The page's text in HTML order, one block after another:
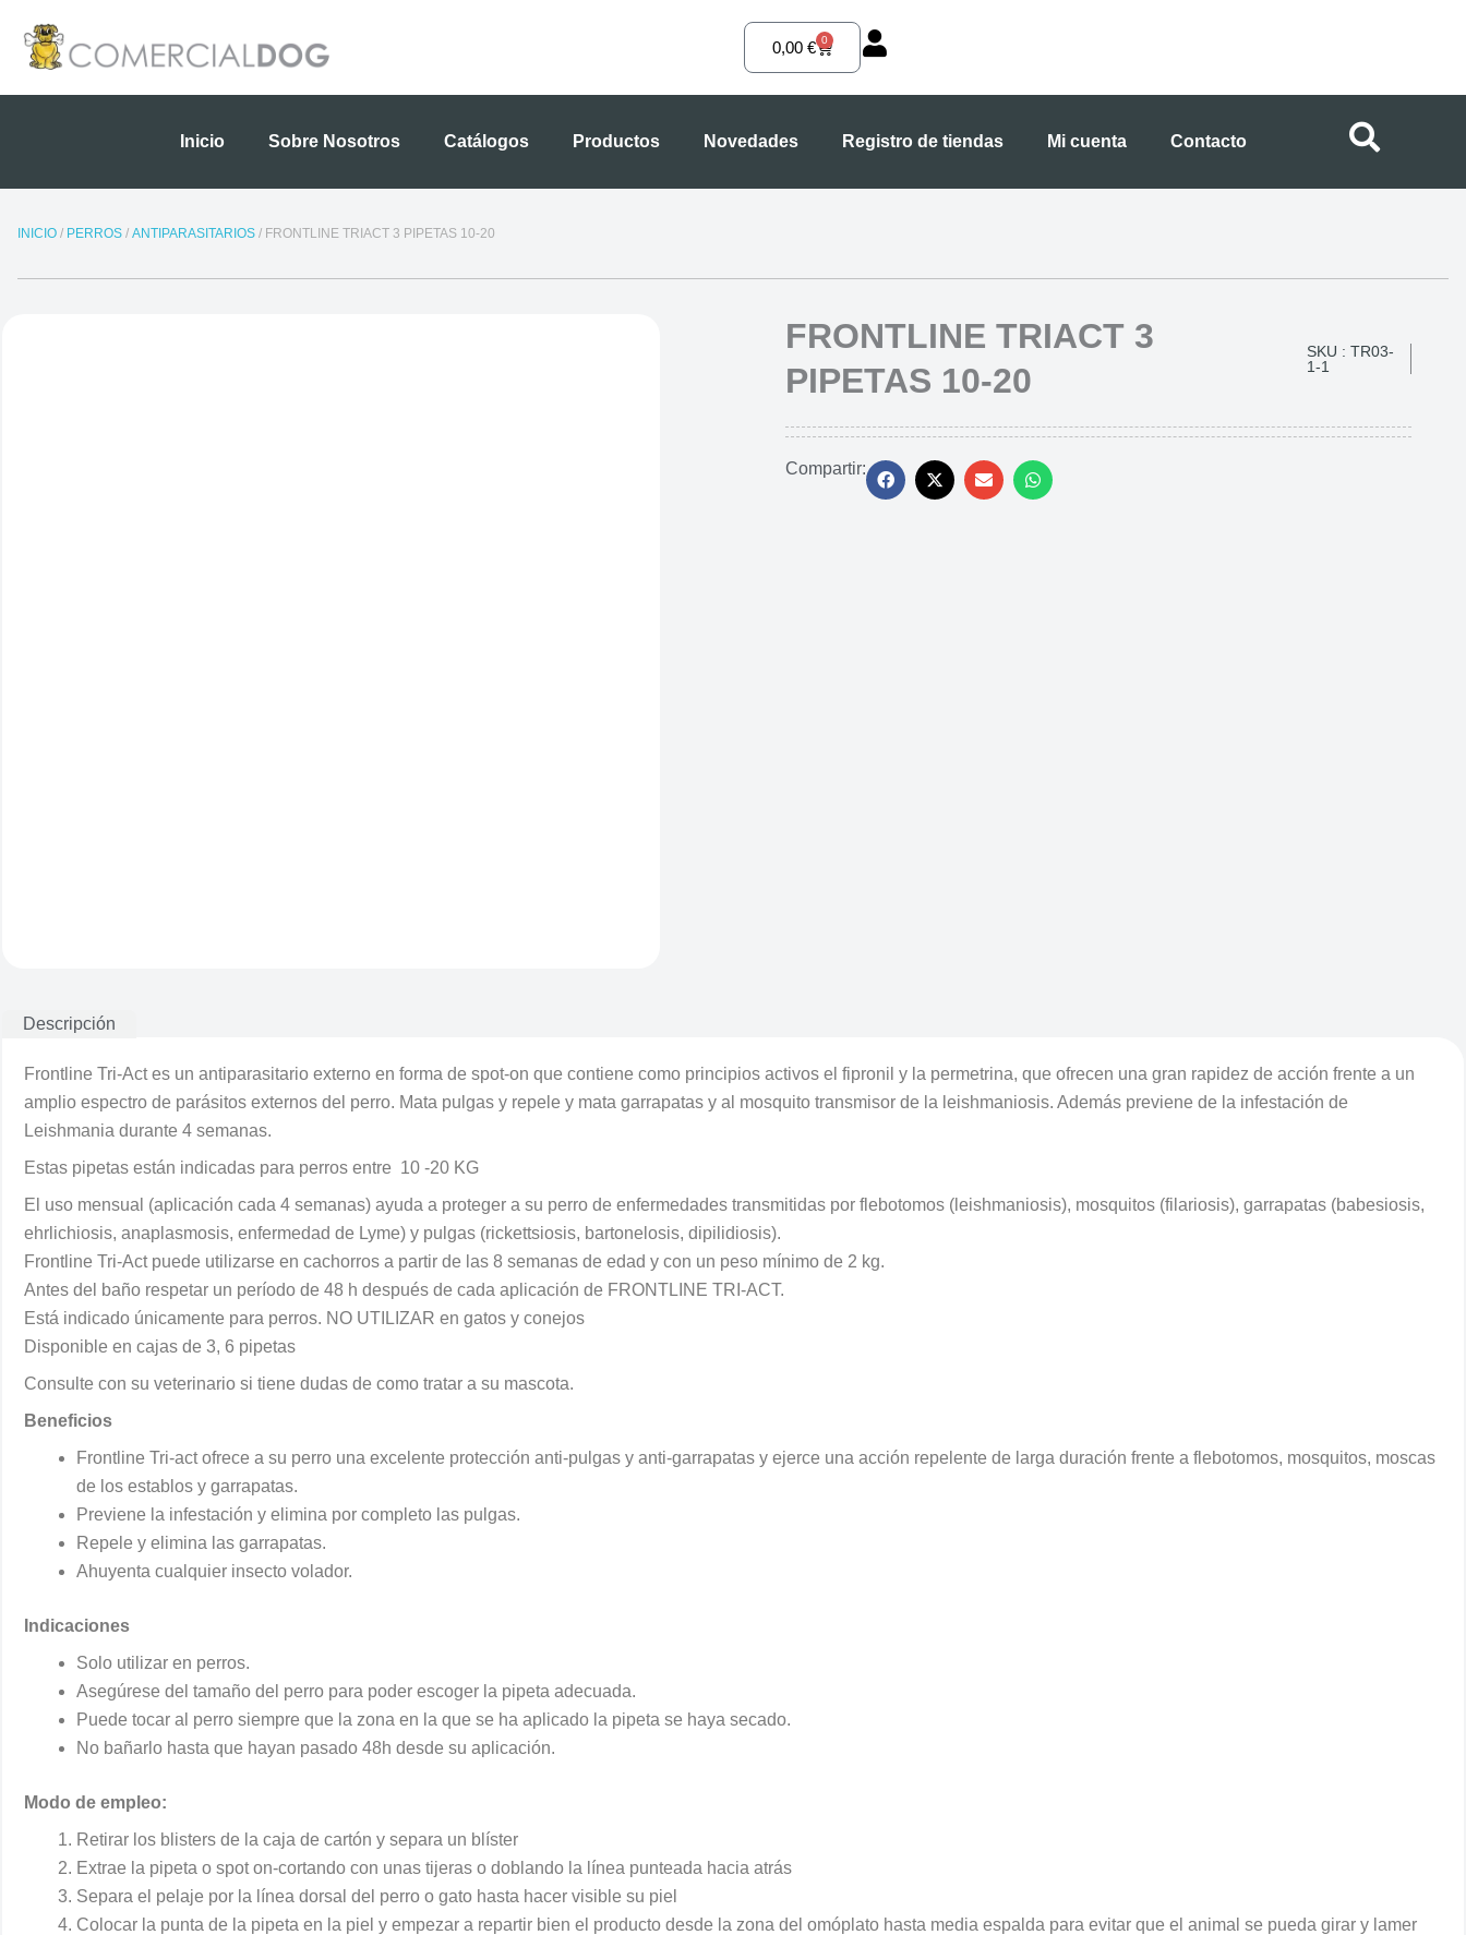
contenido
0,00 € 0
Carrito
Inicio Sobre Nosotros Catálogos Productos Novedades Registro de tiendas Mi cuenta Contacto
INICIO / PERROS / ANTIPARASITARIOS / FRONTLINE TRIACT 3 PIPETAS 10-20
FRONTLINE TRIACT 3
PIPETAS 10-20
SKU : TR03-
1-1
Compartir:
Descripción
Frontline Tri-Act es un antiparasitario externo en forma de spot-on que contiene como principios activos el fipronil y la permetrina, que ofrecen una gran rapidez de acción frente a un
amplio espectro de parásitos externos del perro. Mata pulgas y repele y mata garrapatas y al mosquito transmisor de la leishmaniosis. Además previene de la infestación de
Leishmania durante 4 semanas.
Estas pipetas están indicadas para perros entre 10 -20 KG
El uso mensual (aplicación cada 4 semanas) ayuda a proteger a su perro de enfermedades transmitidas por flebotomos (leishmaniosis), mosquitos (filariosis), garrapatas (babesiosis,
ehrlichiosis, anaplasmosis, enfermedad de Lyme) y pulgas (rickettsiosis, bartonelosis, dipilidiosis).
Frontline Tri-Act puede utilizarse en cachorros a partir de las 8 semanas de edad y con un peso mínimo de 2 kg.
Antes del baño respetar un período de 48 h después de cada aplicación de FRONTLINE TRI-ACT.
Está indicado únicamente para perros. NO UTILIZAR en gatos y conejos
Disponible en cajas de 3, 6 pipetas
Consulte con su veterinario si tiene dudas de como tratar a su mascota.
Beneficios
Frontline Tri-act ofrece a su perro una excelente protección anti-pulgas y anti-garrapatas y ejerce una acción repelente de larga duración frente a flebotomos, mosquitos, moscas
de los establos y garrapatas.
Previene la infestación y elimina por completo las pulgas.
Repele y elimina las garrapatas.
Ahuyenta cualquier insecto volador.
Indicaciones
Solo utilizar en perros.
Asegúrese del tamaño del perro para poder escoger la pipeta adecuada.
Puede tocar al perro siempre que la zona en la que se ha aplicado la pipeta se haya secado.
No bañarlo hasta que hayan pasado 48h desde su aplicación.
Modo de empleo:
Retirar los blisters de la caja de cartón y separa un blíster
Extrae la pipeta o spot on-cortando con unas tijeras o doblando la línea punteada hacia atrás
Separa el pelaje por la línea dorsal del perro o gato hasta hacer visible su piel
Colocar la punta de la pipeta en la piel y empezar a repartir bien el producto desde la zona del omóplato hasta media espalda para evitar que el animal se pueda girar y lamer